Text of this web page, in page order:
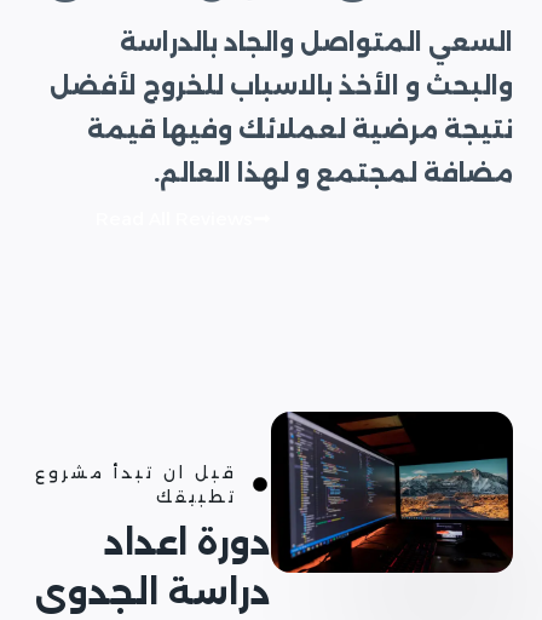
السعي المتواصل والجاد بالدراسة
والبحث و الأخذ بالاسباب للخروج لأفضل
نتيجة مرضية لعملائك وفيها قيمة
مضافة لمجتمع و لهذا العالم.
قبل ان تبدأ مشروع
تطبيقك
دورة اعداد
دراسة الجدوى